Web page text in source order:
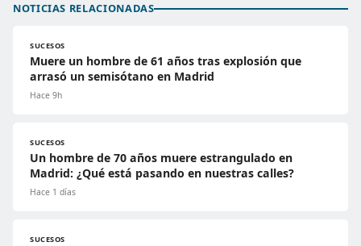
NOTICIAS RELACIONADAS
SUCESOS
Muere un hombre de 61 años tras explosión que
arrasó un semisótano en Madrid
Hace 9h
SUCESOS
Un hombre de 70 años muere estrangulado en
Madrid: ¿Qué está pasando en nuestras calles?
Hace 1 días
SUCESOS